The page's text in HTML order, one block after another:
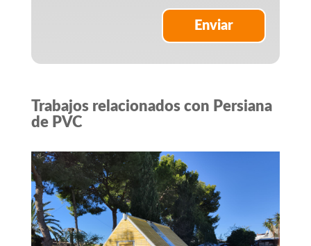
Enviar
Trabajos relacionados con Persiana
de PVC